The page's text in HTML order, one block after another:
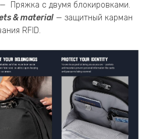
— Пряжка с двумя блокировками.
& material— защитный карман
RFID.